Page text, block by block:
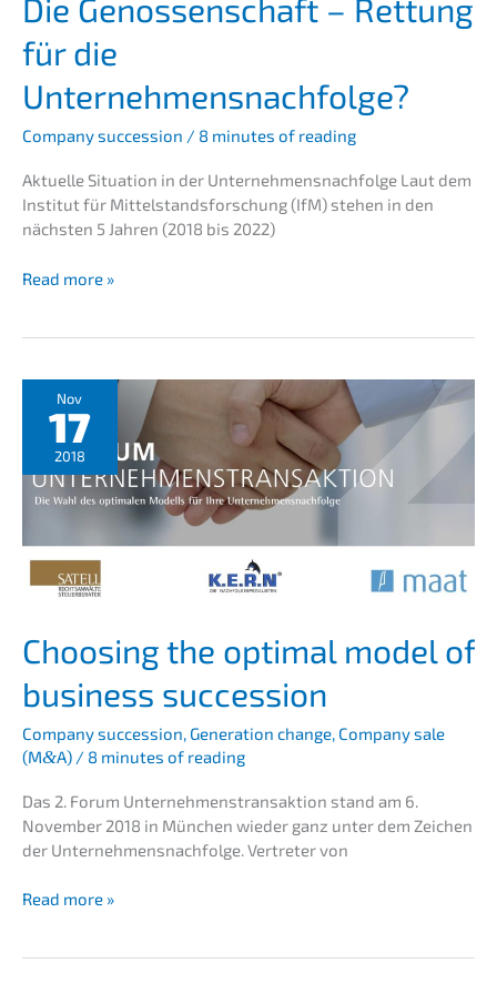
Die Genos­sen­schaft – Rettung
für die
Unternehmensnachfolge?
Compa­ny succes­si­on / 8 minutes of reading
Aktuel­le Situa­ti­on in der Unternehmens­nachfolge Laut dem
Insti­tut für Mittel­stands­for­schung (IfM) stehen in den
nächs­ten 5 Jahren (2018 bis 2022)
Die
–
Rettung
Unternehmens­
nachfolge?
Read more »
Nov
17
2018
Choosing the optimal model of
business succession
Compa­ny succes­si­on Genera­ti­on change Compa­ny sale
(M&A) / 8 minutes of reading
Das 2. Forum Unter­neh­mens­trans­ak­ti­on stand am 6.
Novem­ber 2018 in München wieder ganz unter dem Zeichen
der Unternehmens­nachfolge. Vertre­ter von
Choosing
Read more »